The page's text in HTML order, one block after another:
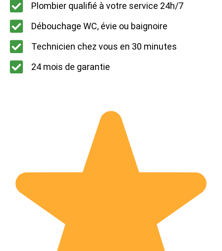
Plombier qualifié à votre service 24h/7
Débouchage WC, évie ou baignoire
Technicien chez vous en 30 minutes
24 mois de garantie